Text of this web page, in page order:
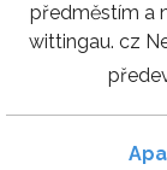
předměstím a
wittingau. cz